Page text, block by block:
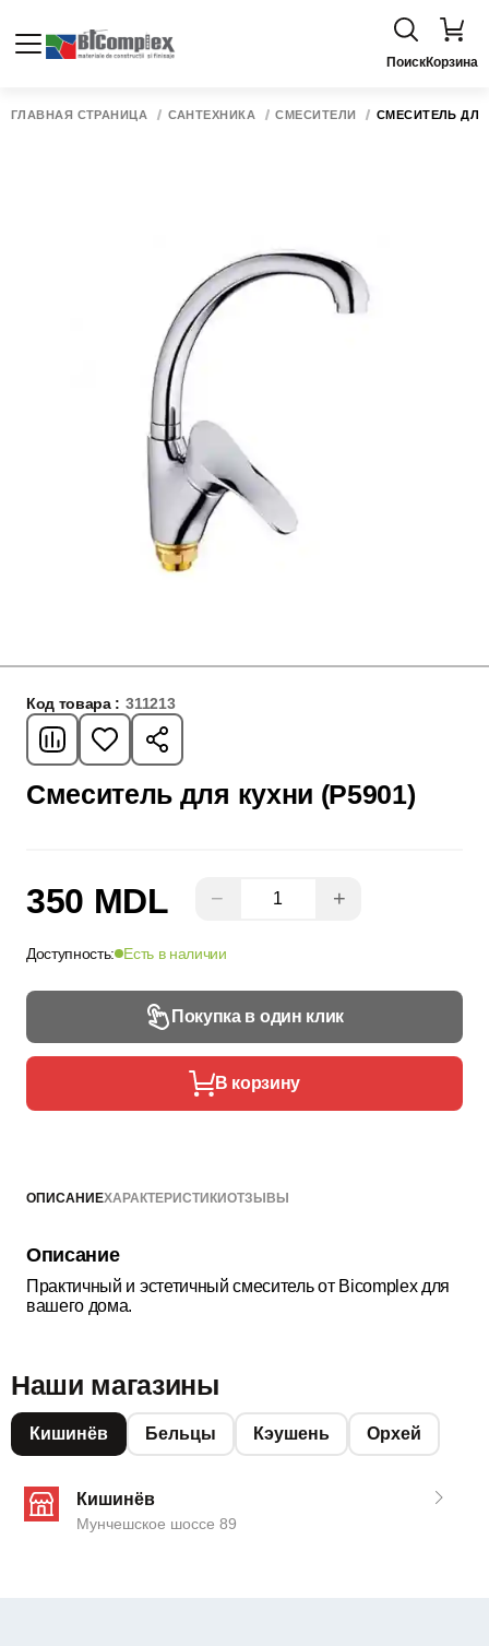
ПоискКорзина
ГЛАВНАЯ СТРАНИЦА САНТЕХНИКА СМЕСИТЕЛИ СМЕСИТЕЛЬ ДЛЯ
Код товара : 311213
Смеситель для кухни (P5901)
350 MDL − +
Доступность: Есть в наличии
Покупка в один клик
В корзину
ОПИСАНИЕХАРАКТЕРИСТИКИОТЗЫВЫ
Описание
Практичный и эстетичный смеситель от Bicomplex для
вашего дома.
Наши магазины
Кишинёв Бельцы Кэушень Орхей
Кишинёв
Мунчешское шоссе 89